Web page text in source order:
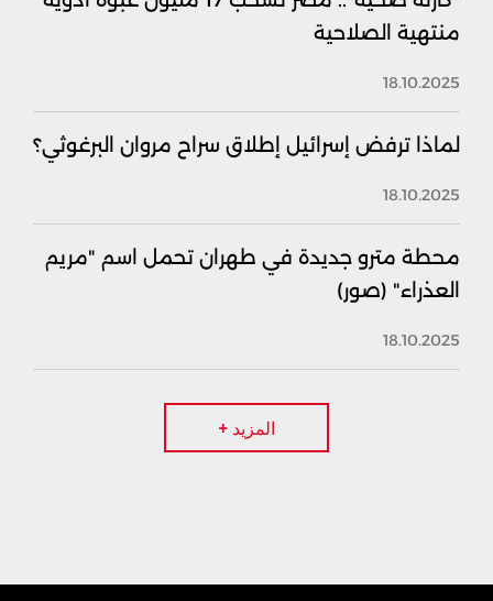
منتهية الصلاحية
18.10.2025
لماذا ترفض إسرائيل إطلاق سراح مروان البرغوثي؟
18.10.2025
محطة مترو جديدة في طهران تحمل اسم "مريم
العذراء" (صور)
18.10.2025
المزيد +